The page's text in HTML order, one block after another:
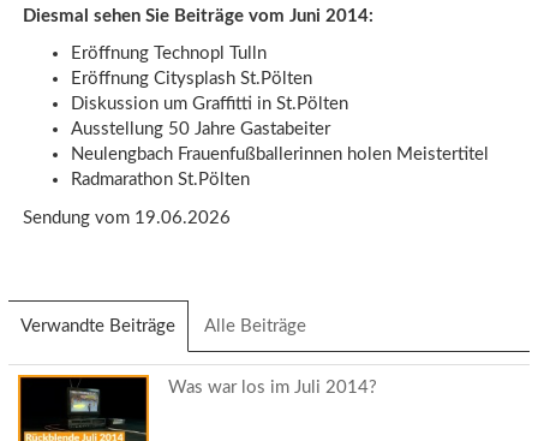
Diesmal sehen Sie Beiträge vom Juni 2014:
Eröffnung Technopl Tulln
Eröffnung Citysplash St.Pölten
Diskussion um Graffitti in St.Pölten
Ausstellung 50 Jahre Gastabeiter
Neulengbach Frauenfußballerinnen holen Meistertitel
Radmarathon St.Pölten
Sendung vom 19.06.2026
Verwandte Beiträge (aktiver
Reiter)
Alle Beiträge
Was war los im Juli 2014?